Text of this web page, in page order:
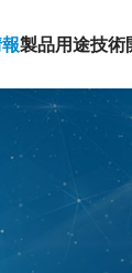
製品用途技術